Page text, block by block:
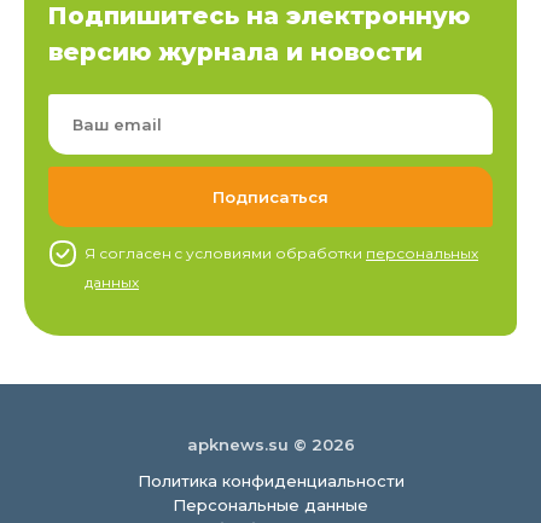
Подпишитесь на электронную
версию журнала и новости
Я согласен c условиями обработки персональных
данных
apknews.su © 2026
Политика конфиденциальности
Персональные данные